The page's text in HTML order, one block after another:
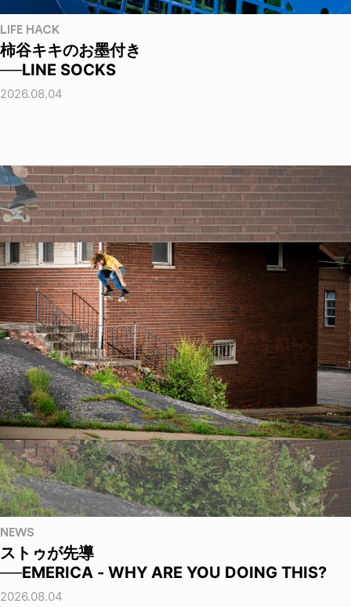
LIFE HACK
柿谷キキのお墨付き
──LINE SOCKS
2026.08.04
NEWS
ストゥが先導
──EMERICA - WHY ARE YOU DOING THIS?
2026.08.04